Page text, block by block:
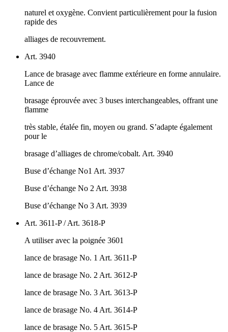
naturel et oxygène. Convient particulièrement pour la fusion
rapide des
alliages de recouvrement.
Art. 3940
Lance de brasage avec flamme extérieure en forme annulaire.
Lance de
brasage éprouvée avec 3 buses interchangeables, offrant une
flamme
très stable, étalée fin, moyen ou grand. S’adapte également
pour le
brasage d’alliages de chrome/cobalt. Art. 3940
Buse d’échange No1 Art. 3937
Buse d’échange No 2 Art. 3938
Buse d’échange No 3 Art. 3939
Art. 3611-P / Art. 3618-P
A utiliser avec la poignée 3601
lance de brasage No. 1 Art. 3611-P
lance de brasage No. 2 Art. 3612-P
lance de brasage No. 3 Art. 3613-P
lance de brasage No. 4 Art. 3614-P
lance de brasage No. 5 Art. 3615-P